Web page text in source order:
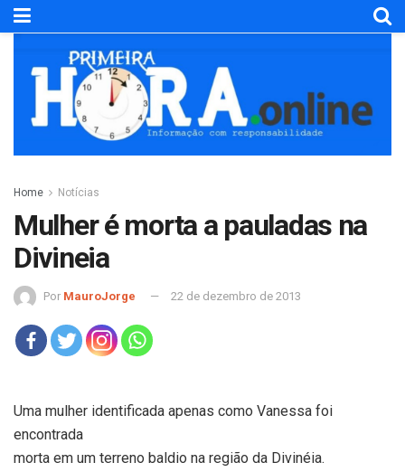
Home Notícias
Mulher é morta a pauladas na
Divineia
Por MauroJorge 22 de dezembro de 2013
Uma mulher identificada apenas como Vanessa foi
encontrada
morta em um terreno baldio na região da Divinéia.